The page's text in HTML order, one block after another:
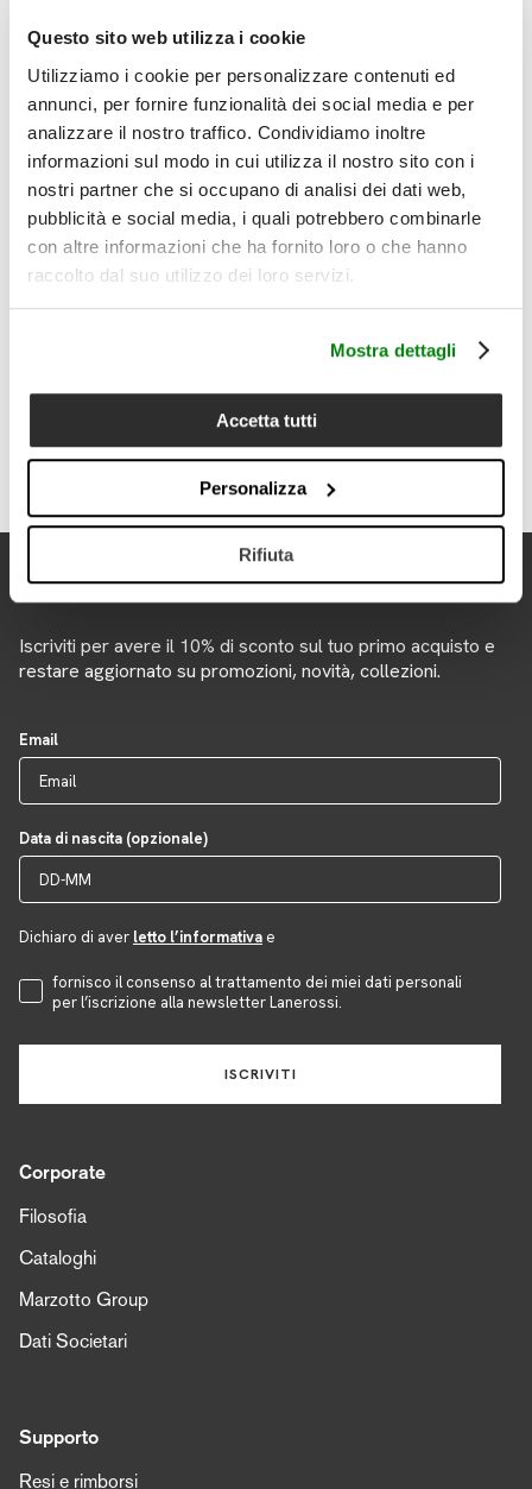
Questo sito web utilizza i cookie
Utilizziamo i cookie per personalizzare contenuti ed
annunci, per fornire funzionalità dei social media e per
analizzare il nostro traffico. Condividiamo inoltre
informazioni sul modo in cui utilizza il nostro sito con i
nostri partner che si occupano di analisi dei dati web,
pubblicità e social media, i quali potrebbero combinarle
con altre informazioni che ha fornito loro o che hanno
raccolto dal suo utilizzo dei loro servizi.
Mostra dettagli
Accetta tutti
Personalizza
Rifiuta
quotidiano.
Il prodotto comprende:
1 plaid
• Tipologia prodotto: plaid
• Composizione: 60% lana, 40% poliammide
• Misura: 130x180 cm
• Peso: 220 g/m²
• Design: Matteo Menotto
• Progetto: Memory is My Home
• Doppia stampa fronte-retro
• Colori disponibili: Arancio, Azzurro, Verde, Lilla
• Ideale per divano, poltrona e fondo letto
• Cura del prodotto: lavare a secco; non lavare in acqua;
non candeggiare al cloro; non stirare
Newsletter
Iscriviti per avere il 10% di sconto sul tuo primo acquisto e
restare aggiornato su promozioni, novità, collezioni.
Email
Data di nascita (opzionale)
Dichiaro di aver letto l’informativa e
Accettazione Privacy
fornisco il consenso al trattamento dei miei dati personali
per l’iscrizione alla newsletter Lanerossi.
ISCRIVITI
Corporate
Filosofia
Cataloghi
Marzotto Group
Dati Societari
Supporto
Resi e rimborsi